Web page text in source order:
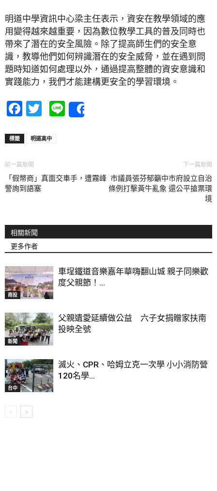
明道中學資訊中心梁主任表示，資安在教學領域的應
用變得越來越重要，因為數位教學工具的普及同時也
帶來了潛在的安全風險。除了提高師生們的安全意
識，教導他們如何辨識潛在的安全威脅，並在遇到問
題時知道如何處理以外，通過提高整體的資安意識和
實踐能力，我們才能建構更安全的學習環境。
Facebook
Twitter
Line
標籤 明道高中
前一篇新聞
「假幣商」真面交車手，遭霧峰
警詢到語塞
下一篇新聞
市議員張芬郁籲中市府設立自治
條例打擊黃牛亂象 還公平搶票環
境
相關新聞
更多作者
南投
車埕鐵道音樂嘉年華嗨翻山城 親子同樂歡
度父親節！...
新聞
父親遺愛延續做公益 六子女捐贈家扶南
投映全號
台中
滅火、CPR、哈姆立克一次學 小小消防營
120名學...